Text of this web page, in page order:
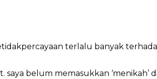
terlalu banyak
belum memasukkan ‘menikah’